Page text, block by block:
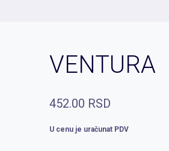
VENTURA
452.00 RSD
U cenu je uračunat PDV